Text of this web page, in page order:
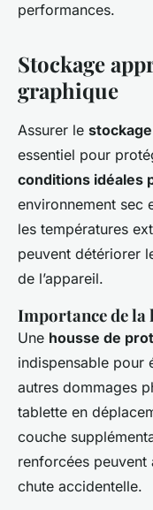
performances.
Stockage
graphique
Assurer le
essentiel pour
conditions idéales
environnement sec
les températures
peuvent détériorer
de l’appareil.
Importance de la
Une housse de
indispensable pour
autres dommages
tablette en
couche
renforcées peuvent
chute accidentelle.